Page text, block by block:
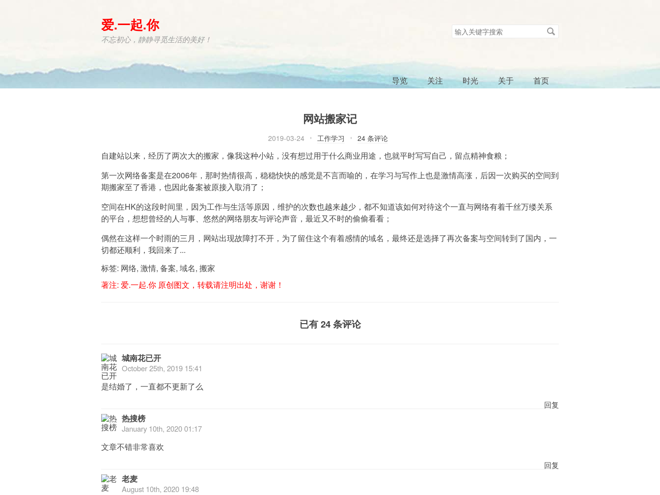
爱.一起.你
不忘初心，静静寻觅生活的美好！
搜
索
首页
关于
时光
关注
导览
网站搬家记
2019-03-24 工作学习 24 条评论
自建站以来，经历了两次大的搬家，像我这种小站，没有想过用于什么商业用途，也就平时写写自己，留点精神食粮；
第一次网络备案是在2006年，那时热情很高，稳稳快快的感觉是不言而喻的，在学习与写作上也是激情高涨，后因一次购买的空间到
期搬家至了香港，也因此备案被原接入取消了；
空间在HK的这段时间里，因为工作与生活等原因，维护的次数也越来越少，都不知道该如何对待这个一直与网络有着千丝万缕关系
的平台，想想曾经的人与事、悠然的网络朋友与评论声音，最近又不时的偷偷看看；
偶然在这样一个时雨的三月，网站出现故障打不开，为了留住这个有着感情的域名，最终还是选择了再次备案与空间转到了国内，一
切都还顺利，我回来了...
标签: 网络, 激情, 备案, 域名, 搬家
著注: 爱.一起.你 原创图文，转载请注明出处，谢谢！
已有 24 条评论
城南花已开
October 25th, 2019 15:41
是结婚了，一直都不更新了么
回复
热搜榜
January 10th, 2020 01:17
文章不错非常喜欢
回复
老麦
August 10th, 2020 19:48